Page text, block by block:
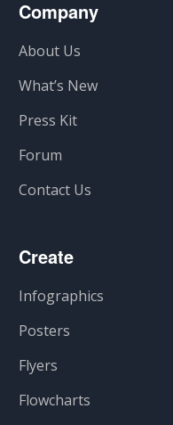
Company
About Us
What’s New
Press Kit
Forum
Contact Us
Create
Infographics
Posters
Flyers
Flowcharts